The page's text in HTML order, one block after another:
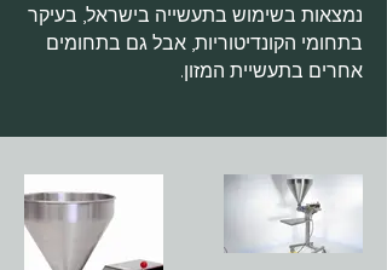
נמצאות בשימוש בתעשייה בישראל, בעיקר
בתחומי הקונדיטוריות, אבל גם בתחומים
אחרים בתעשיית המזון.